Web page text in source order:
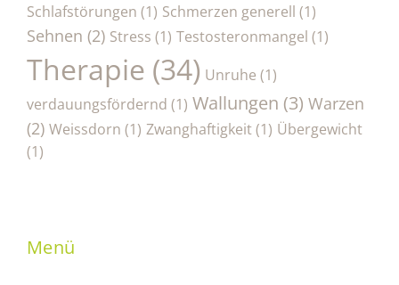
Schlafstörungen (1) Schmerzen generell (1)
Sehnen (2) Stress (1) Testosteronmangel (1)
Therapie (34) Unruhe (1)
verdauungsfördernd (1) Wallungen (3) Warzen
(2) Weissdorn (1) Zwanghaftigkeit(1) Übergewicht
(1)
Menü